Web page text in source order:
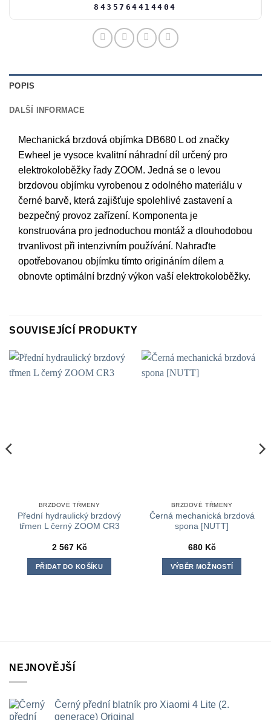
8435764414404
POPIS
DALŠÍ INFORMACE
Mechanická brzdová objímka DB680 L od značky
Ewheel je vysoce kvalitní náhradní díl určený pro
elektrokoloběžky řady ZOOM. Jedná se o levou
brzdovou objímku vyrobenou z odolného materiálu v
černé barvě, která zajišťuje spolehlivé zastavení a
bezpečný provoz zařízení. Komponenta je
konstruována pro jednoduchou montáž a dlouhodobou
trvanlivost při intenzivním používání. Nahraďte
opotřebovanou objímku tímto origináním dílem a
obnovte optimální brzdný výkon vaší elektrokoloběžky.
SOUVISEJÍCÍ PRODUKTY
BRZDOVÉ TŘMENY
Přední hydraulický brzdový
třmen L černý ZOOM CR3
2 567 Kč
PŘIDAT DO KOŠÍKU
BRZDOVÉ TŘMENY
Černá mechanická brzdová
spona [NUTT]
680 Kč
VÝBĚR MOŽNOSTÍ
produktu
NEJNOVĚJŠÍ
Černý přední blatník pro Xiaomi 4 Lite (2.
generace) Original